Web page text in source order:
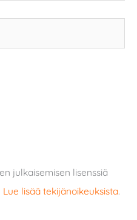
julkaisemisen lisenssiä
Lue lisää tekijänoikeuksista.